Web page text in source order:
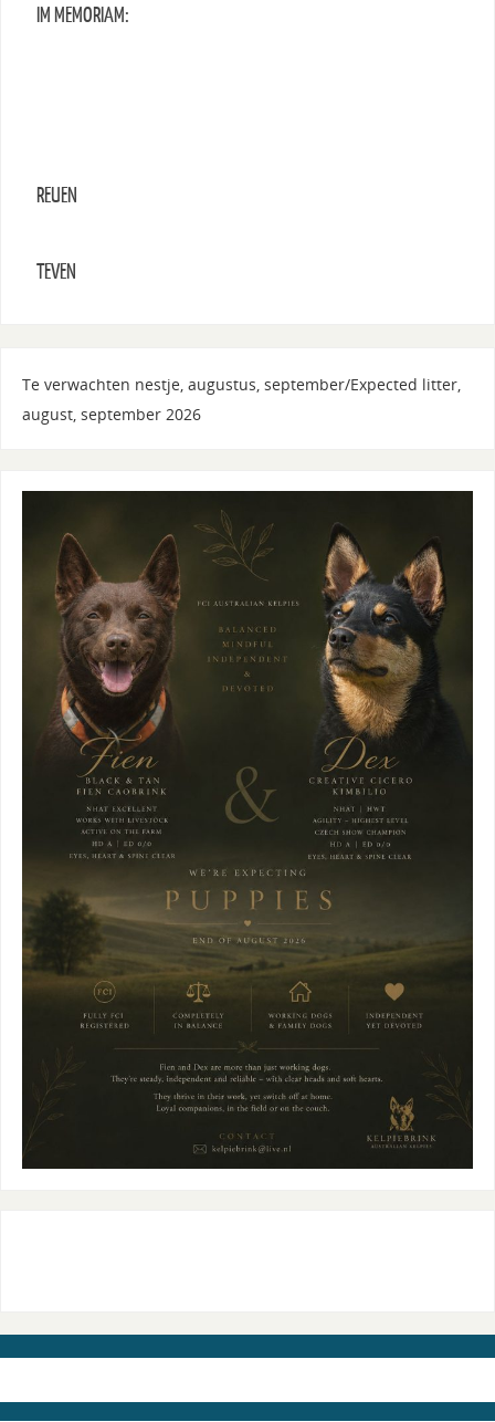
IM MEMORIAM:
REUEN
TEVEN
Te verwachten nestje, augustus, september/Expected litter,
august, september 2026